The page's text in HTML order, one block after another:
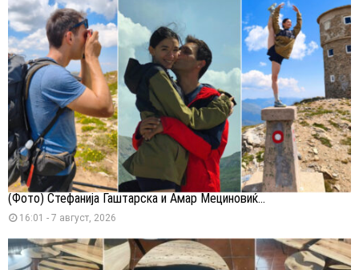
(Фото) Стефанија Гаштарска и Амар Мециновиќ...
16:01 - 7 август, 2026